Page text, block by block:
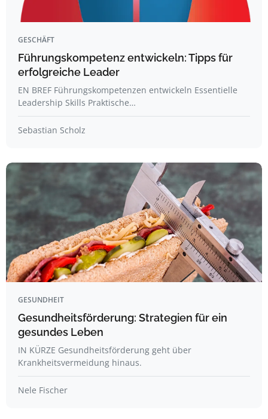
GESCHÄFT
Führungskompetenz entwickeln: Tipps für
erfolgreiche Leader
EN BREF Führungskompetenzen entwickeln Essentielle
Leadership Skills Praktische…
Sebastian Scholz
GESUNDHEIT
Gesundheitsförderung: Strategien für ein
gesundes Leben
IN KÜRZE Gesundheitsförderung geht über
Krankheitsvermeidung hinaus.
Nele Fischer